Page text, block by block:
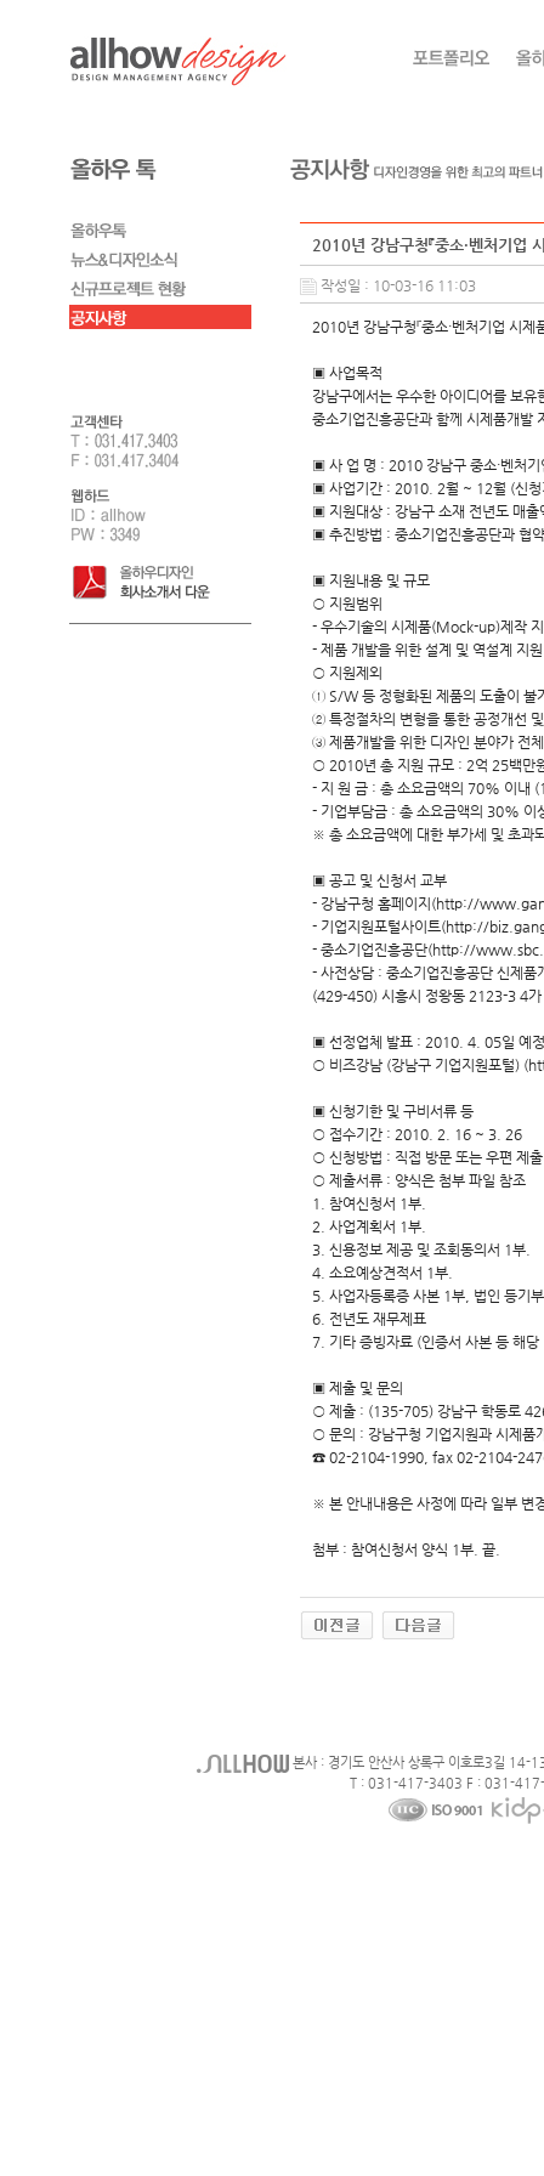
2010년 강남구청『중소·벤처기업
작성일 : 10-03-16 11:03
2010년 강남구청『중소·벤처기업 시제
▣ 사업목적
강남구에서는 우수한 아이디어를 보유
중소기업진흥공단과 함께 시제품개발
▣ 사 업 명 : 2010 강남구 중소·벤처기
▣ 사업기간 : 2010. 2월 ~ 12월 (신
▣ 지원대상 : 강남구 소재 전년도 매출
▣ 추진방법 : 중소기업진흥공단과 협
▣ 지원내용 및 규모
○ 지원범위
- 우수기술의 시제품(Mock-up)제작
- 제품 개발을 위한 설계 및 역설계 지원
○ 지원제외
① S/W 등 정형화된 제품의 도출이 불
② 특정절차의 변형을 통한 공정개선
③ 제품개발을 위한 디자인 분야가 전
○ 2010년 총 지원 규모 : 2억 25백만
- 지 원 금 : 총 소요금액의 70% 이내
- 기업부담금 : 총 소요금액의 30% 이
※ 총 소요금액에 대한 부가세 및 초과
▣ 공고 및 신청서 교부
- 강남구청 홈페이지(http://
- 기업지원포털사이트(http://
- 중소기업진흥공단(http://
- 사전상담 : 중소기업진흥공단 신제품
(429-450) 시흥시 정왕동 2123-3 4
▣ 선정업체 발표 : 2010. 4. 05일 예정
○ 비즈강남 (강남구 기업지원포털)
▣ 신청기한 및 구비서류 등
○ 접수기간 : 2010. 2. 16 ~ 3. 26
○ 신청방법 : 직접 방문 또는 우편 제
○ 제출서류 : 양식은 첨부 파일 참조
1. 참여신청서 1부.
2. 사업계획서 1부.
3. 신용정보 제공 및 조회동의서 1부.
4. 소요예상견적서 1부.
5. 사업자등록증 사본 1부, 법인 등기
6. 전년도 재무제표
7. 기타 증빙자료 (인증서 사본 등 해당
▣ 제출 및 문의
○ 제출 : (135-705) 강남구 학동로
○ 문의 : 강남구청 기업지원과 시제품
☎ 02-2104-1990, fax 02-2104-
※ 본 안내내용은 사정에 따라 일부 변
첨부 : 참여신청서 양식 1부. 끝.
본사 : 경기도 안산사 상록구 이호로3길 14-
T : 031-417-3403 F : 031-